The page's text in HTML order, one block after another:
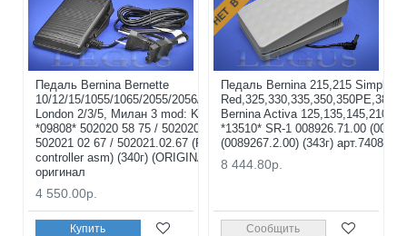
Педаль Bernina Bernette
10/12/15/1055/1065/2055/2056/55/56/65/66,
London 2/3/5, Милан 3 mod: KD-2902
*09808* 502020 58 75 / 502020.58.75 /
502021 02 67 / 502021.02.67 (Foot
controller asm) (340г) (ORIGINAL)
оригинал
4 550.00р.
Купить
Педаль Bernina 215,215 Simply
Bernina Activa
*13510* SR-1 008926.71.00
(0089267.2.00) (343г) арт.74083
8 444.80р.
Сообщить